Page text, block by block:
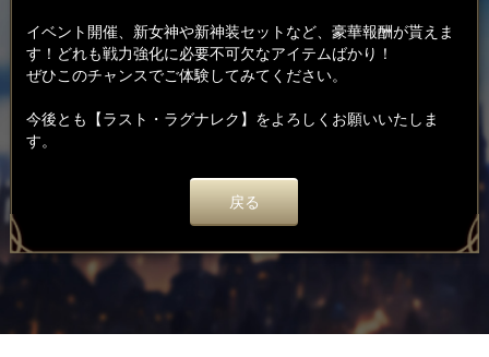
イベント開催、新女神や新神装セットなど、豪華報酬が貰えま
す！どれも戦力強化に必要不可欠なアイテムばかり！
ぜひこのチャンスでご体験してみてください。
今後とも【ラスト・ラグナレク】をよろしくお願いいたしま
す。
戻る